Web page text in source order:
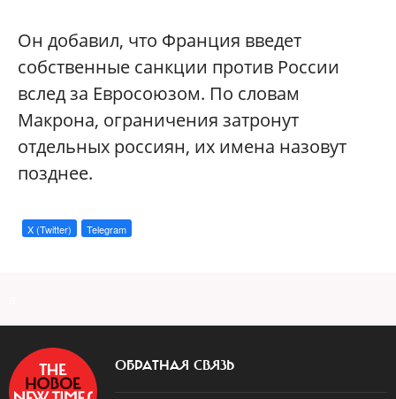
Он добавил, что Франция введет
собственные санкции против России
вслед за Евросоюзом. По словам
Макрона, ограничения затронут
отдельных россиян, их имена назовут
позднее.
X (Twitter) Telegram
ОБРАТНАЯ СВЯЗЬ